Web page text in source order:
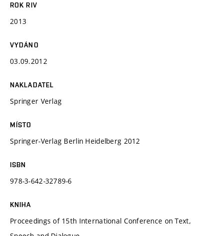
ROK RIV
2013
VYDÁNO
03.09.2012
NAKLADATEL
Springer Verlag
MÍSTO
Springer-Verlag Berlin Heidelberg 2012
ISBN
978-3-642-32789-6
KNIHA
Proceedings of 15th International Conference on Text,